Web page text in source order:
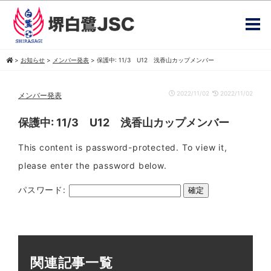
> お知らせ > メンバー発表 > 保護中: 11/3 U12 浅香山カップメンバー
メンバー発表 2022/11/02 2022/11/02
保護中: 11/3 U12 浅香山カップメンバー
This content is password-protected. To view it,
please enter the password below.
パスワード:
関連記事一覧